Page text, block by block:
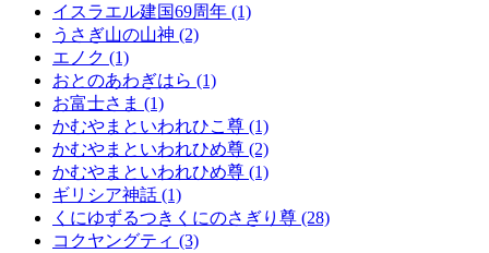
イスラエル建国69周年 (1)
うさぎ山の山神 (2)
エノク (1)
おとのあわぎはら (1)
お富士さま (1)
かむやまといわれひこ尊 (1)
かむやまといわれひめ尊 (2)
かむやまといわれひめ尊 (1)
ギリシア神話 (1)
くにゆずるつきくにのさぎり尊 (28)
コクヤングティ (3)